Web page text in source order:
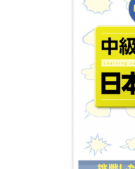
書籍の内容に
著作権につい
原稿・企画
その他の質問
留学生向け専門分野